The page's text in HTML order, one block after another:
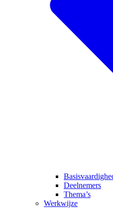
Deelnemers
Thema’s
Werkwijze